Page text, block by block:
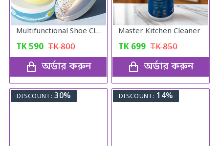
Multifunctional Shoe Cleaning Cream
TK590 TK800
অর্ডার করুন
Master Kitchen Cleaner
TK 699 TK850
অর্ডার করুন
DISCOUNT: 30% DISCOUNT: 14%